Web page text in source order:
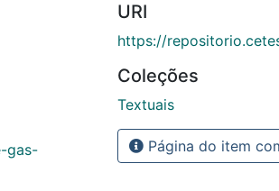
gas-
URI
https://
Coleções
Textuais
Página do item